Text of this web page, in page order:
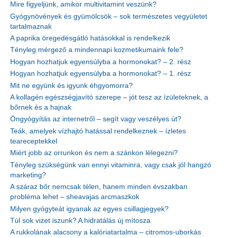
Mire figyeljünk, amikor multivitamint veszünk?
Gyógynövények és gyümölcsök – sok természetes vegyületet
tartalmaznak
A paprika öregedésgátló hatásokkal is rendelkezik
Tényleg mérgező a mindennapi kozmetikumaink fele?
Hogyan hozhatjuk egyensúlyba a hormonokat? – 2. rész
Hogyan hozhatjuk egyensúlyba a hormonokat? – 1. rész
Mit ne együnk és igyunk éhgyomorra?
A kollagén egészségjavító szerepe – jót tesz az ízületeknek, a
bőrnek és a hajnak
Öngyógyítás az internetről – segít vagy veszélyes út?
Teák, amelyek vízhajtó hatással rendelkeznek – ízletes
teareceptekkel
Miért jobb az orrunkon és nem a szánkon lélegezni?
Tényleg szükségünk van ennyi vitaminra, vagy csak jól hangzó
marketing?
A száraz bőr nemcsak télen, hanem minden évszakban
probléma lehet – sheavajas arcmaszkok
Milyen gyógyteát igyanak az egyes csillagjegyek?
Túl sok vizet iszunk? A hidratálás új mítosza
A rukkolának alacsony a kalóriatartalma – citromos-uborkás